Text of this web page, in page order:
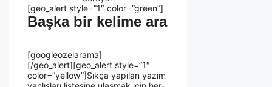
[geo_alert style=”1″ color=”green”]
Başka bir kelime ara
[googleozelarama]
[/geo_alert][geo_alert style=”1″
color=”yellow”]Sıkça yapılan yazım